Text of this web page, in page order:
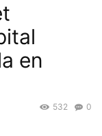
en
0
532